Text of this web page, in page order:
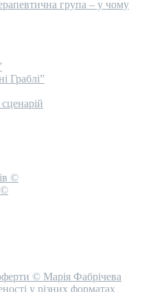
група – у чому
Граблі”
©
©
© Марія Фабрічева
у різних форматах